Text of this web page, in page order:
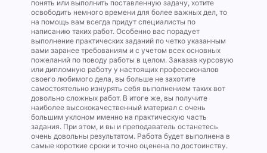
понять или выполнить поставленную задачу, хотите
освободить немного времени для более важных дел, то
на помощь вам всегда придут специалисты по
написанию таких работ. Особенно вас порадует
выполнение практических заданий по четко указанным
вами заранее требованиям и с учетом всех основных
пожеланий по поводу работы в целом. Заказав курсовую
или дипломную работу у настоящих профессионалов
своего любимого дела, вы больше не захотите
самостоятельно изнурять себя выполнением таких вот
довольно сложных работ. В итоге же, вы получите
наиболее высококачественный материал с очень
большим уклоном именно на практическую часть
задания. При этом, и вы и преподаватель останетесь
очень довольны результатом. Работа будет выполнена в
самые короткие сроки и точно оценена по достоинству.